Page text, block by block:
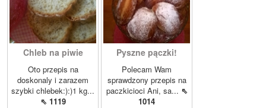
Chleb na piwie
Oto przepis na
doskonaly i zarazem
szybki chlebek:):)1 kg...
⇖ 1119
Pyszne pączki!
Polecam Wam
sprawdzony przepis na
paczkicioci Ani, sa... ⇖
1014